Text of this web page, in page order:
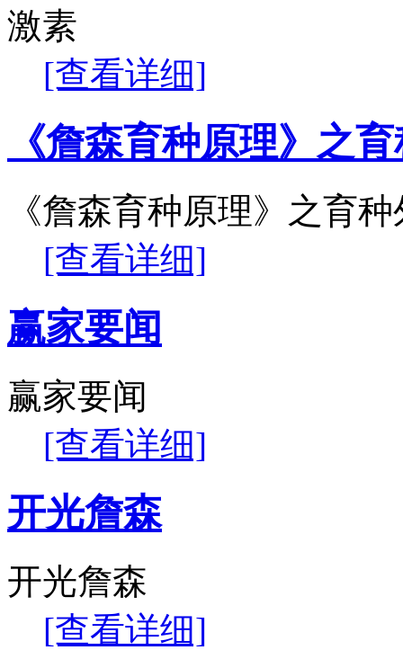
激素
[查看详细]
《詹森育种原理》之
《詹森育种原理》之育
[查看详细]
赢家要闻
赢家要闻
[查看详细]
开光詹森
开光詹森
[查看详细]